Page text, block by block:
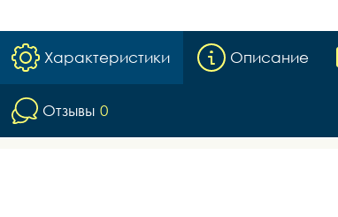
Характеристики Описание
Отзывы 0